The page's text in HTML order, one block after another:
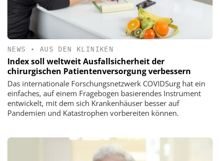
NEWS • AUS DEN KLINIKEN
Index soll weltweit Ausfallsicherheit der
chirurgischen Patientenversorgung verbessern
Das internationale Forschungsnetzwerk COVIDSurg hat ein
einfaches, auf einem Fragebogen basierendes Instrument
entwickelt, mit dem sich Krankenhäuser besser auf
Pandemien und Katastrophen vorbereiten können.